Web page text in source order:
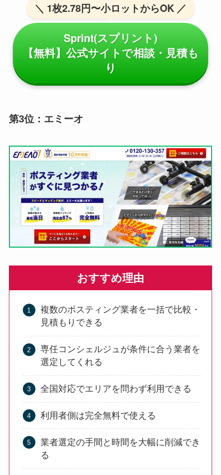
＼ 1枚2.78円〜小ロットからOK ／
Sprint(スプリント)
【無料】公式サイトで相談・見積も
り
第3位：エミーオ
おすすめ理由
複数のポスティング業者を一括で比較・
見積もりできる
専任コンシェルジュが条件に合う業者を
選定してくれる
全国対応でエリアを問わず利用できる
利用者側は完全無料で使える
業者選定の手間と時間を大幅に削減でき
る